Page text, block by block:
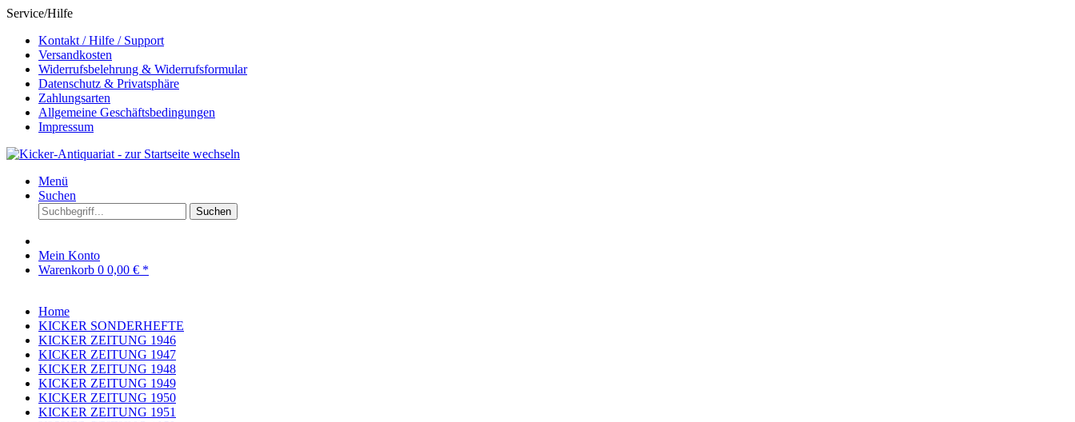
Service/Hilfe
Kontakt / Hilfe / Support
Versandkosten
Widerrufsbelehrung & Widerrufsformular
Datenschutz & Privatsphäre
Zahlungsarten
Allgemeine Geschäftsbedingungen
Impressum
Menü
Suchen
Suchen
Mein Konto
Warenkorb 0 0,00 € *
Home
KICKER SONDERHEFTE
KICKER ZEITUNG 1946
KICKER ZEITUNG 1947
KICKER ZEITUNG 1948
KICKER ZEITUNG 1949
KICKER ZEITUNG 1950
KICKER ZEITUNG 1951